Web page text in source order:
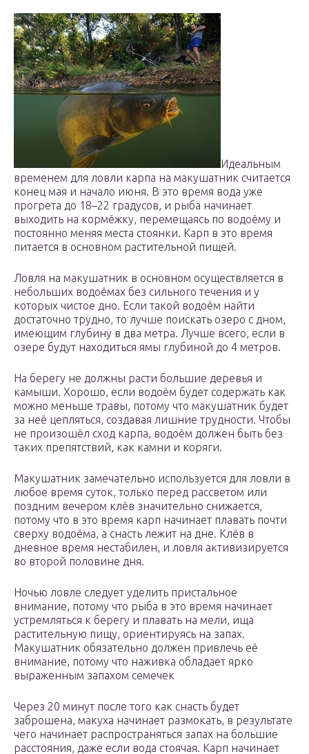
Идеальным
временем для ловли карпа на макушатник считается
конец мая и начало июня. В это время вода уже
прогрета до 18–22 градусов, и рыба начинает
выходить на кормёжку, перемещаясь по водоёму и
постоянно меняя места стоянки. Карп в это время
питается в основном растительной пищей.
Ловля на макушатник в основном осуществляется в
небольших водоёмах без сильного течения и у
которых чистое дно. Если такой водоём найти
достаточно трудно, то лучше поискать озеро с дном,
имеющим глубину в два метра. Лучше всего, если в
озере будут находиться ямы глубиной до 4 метров.
На берегу не должны расти большие деревья и
камыши. Хорошо, если водоём будет содержать как
можно меньше травы, потому что макушатник будет
за неё цепляться, создавая лишние трудности. Чтобы
не произошёл сход карпа, водоём должен быть без
таких препятствий, как камни и коряги.
Макушатник замечательно используется для ловли в
любое время суток, только перед рассветом или
поздним вечером клёв значительно снижается,
потому что в это время карп начинает плавать почти
сверху водоёма, а снасть лежит на дне. Клёв в
дневное время нестабилен, и ловля активизируется
во второй половине дня.
Ночью ловле следует уделить пристальное
внимание, потому что рыба в это время начинает
устремляться к берегу и плавать на мели, ища
растительную пищу, ориентируясь на запах.
Макушатник обязательно должен привлечь её
внимание, потому что наживка обладает ярко
выраженным запахом семечек
Через 20 минут после того как снасть будет
заброшена, макуха начинает размокать, в результате
чего начинает распространяться запах на большие
расстояния, даже если вода стоячая. Карп начинает